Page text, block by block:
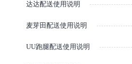
达达配送使用说明
麦芽田配送使用说明
UU跑腿配送使用说明